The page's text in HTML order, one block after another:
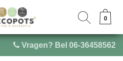
Vragen? Bel 06-36458562
0
0